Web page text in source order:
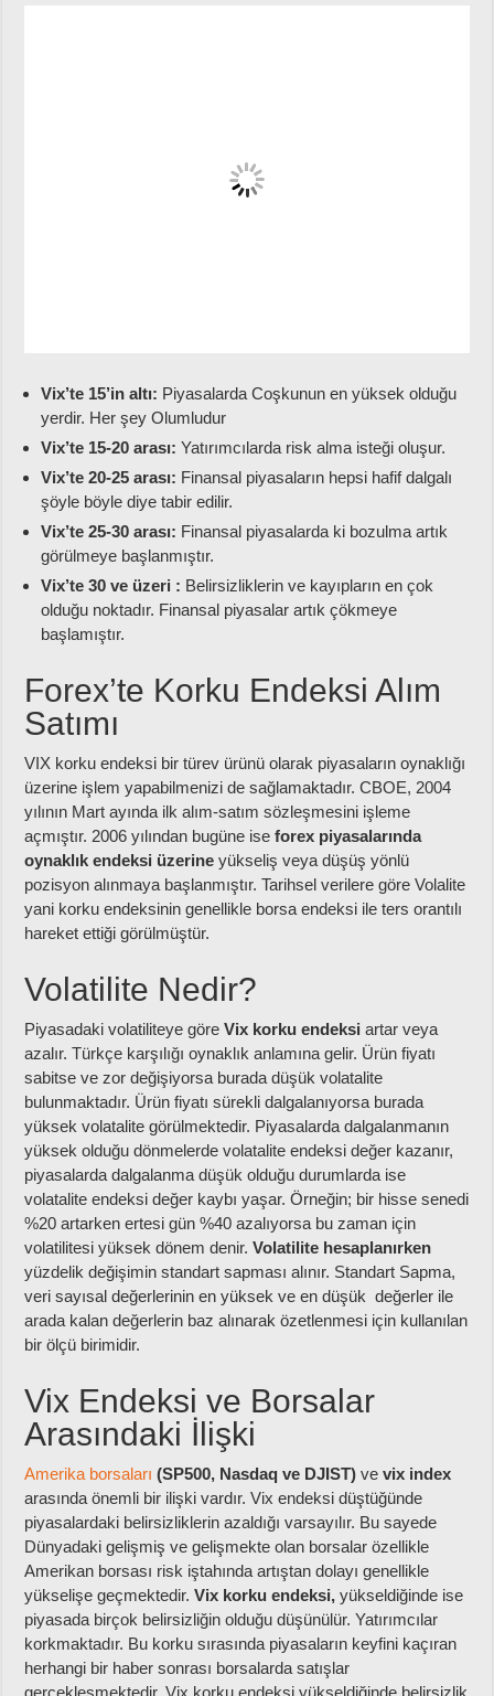
Vix’te 15’in altı: Piyasalarda Coşkunun en yüksek olduğu
yerdir. Her şey Olumludur
Vix’te 15-20 arası:Yatırımcılarda risk alma isteği oluşur.
Vix’te 20-25 arası: Finansal piyasaların hepsi hafif dalgalı
şöyle böyle diye tabir edilir.
Vix’te 25-30 arası: Finansal piyasalarda ki bozulma artık
görülmeye başlanmıştır.
Vix’te 30 ve üzeri : Belirsizliklerin ve kayıpların en çok
olduğu noktadır. Finansal piyasalar artık çökmeye
başlamıştır.
Forex’te Korku Endeksi Alım
Satımı
VIX korku endeksi bir türev ürünü olarak piyasaların oynaklığı
üzerine işlem yapabilmenizi de sağlamaktadır. CBOE, 2004
yılının Mart ayında ilk alım-satım sözleşmesini işleme
açmıştır. 2006 yılından bugüne iseforex piyasalarında
oynaklık endeksi üzerine yükseliş veya düşüş yönlü
pozisyon alınmaya başlanmıştır. Tarihsel verilere göre Volalite
yani korku endeksinin genellikle borsa endeksi ile ters orantılı
hareket ettiği görülmüştür.
Volatilite Nedir?
Piyasadaki volatiliteye göreVix korku endeksi artar veya
azalır. Türkçe karşılığı oynaklık anlamına gelir. Ürün fiyatı
sabitse ve zor değişiyorsa burada düşük volatalite
bulunmaktadır. Ürün fiyatı sürekli dalgalanıyorsa burada
yüksek volatalite görülmektedir. Piyasalarda dalgalanmanın
yüksek olduğu dönmelerde volatalite endeksi değer kazanır,
piyasalarda dalgalanma düşük olduğu durumlarda ise
volatalite endeksi değer kaybı yaşar. Örneğin; bir hisse senedi
%20 artarken ertesi gün %40 azalıyorsa bu zaman için
volatilitesi yüksek dönem denir.Volatilite hesaplanırken
yüzdelik değişimin standart sapması alınır. Standart Sapma,
veri sayısal değerlerinin en yüksek ve en düşük değerler ile
arada kalan değerlerin baz alınarak özetlenmesi için kullanılan
bir ölçü birimidir.
Vix Endeksi ve Borsalar
Arasındaki İlişki
Amerika borsaları (SP500, Nasdaq ve DJIST) vevix index
arasında önemli bir ilişki vardır. Vix endeksi düştüğünde
piyasalardaki belirsizliklerin azaldığı varsayılır. Bu sayede
Dünyadaki gelişmiş ve gelişmekte olan borsalar özellikle
Amerikan borsası risk iştahında artıştan dolayı genellikle
yükselişe geçmektedir.Vix korku endeksi, yükseldiğinde ise
piyasada birçok belirsizliğin olduğu düşünülür. Yatırımcılar
korkmaktadır. Bu korku sırasında piyasaların keyfini kaçıran
herhangi bir haber sonrası borsalarda satışlar
gerçekleşmektedir. Vix korku endeksi yükseldiğinde belirsizlik